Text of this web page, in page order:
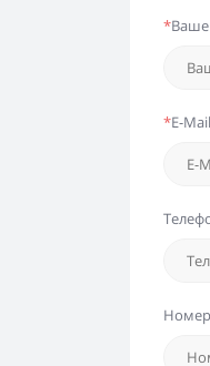
*Ваше
*E-Mail